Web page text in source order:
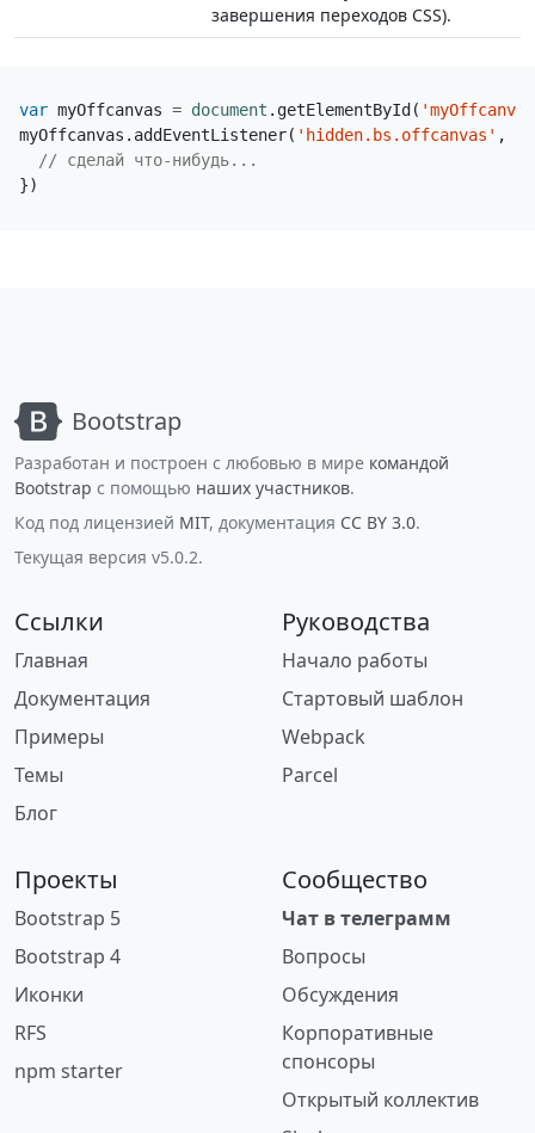
завершения переходов CSS).
var myOffcanvas = document . getElementById (
myOffcanvas . addEventListener( 'hidden.bs.offcanvas' ,
})
Bootstrap
Разработан и построен с любовью в мире командой
Bootstrap с помощью наших участников.
Код под лицензией MIT, документация CC BY 3.0.
Текущая версия v5.0.2.
Ссылки
Главная
Документация
Примеры
Темы
Блог
Руководства
Начало работы
Стартовый шаблон
Webpack
Parcel
Проекты
Bootstrap 5
Bootstrap 4
Иконки
RFS
npm starter
Сообщество
Чат в телеграмм
Вопросы
Обсуждения
Корпоративные
спонсоры
Открытый коллектив